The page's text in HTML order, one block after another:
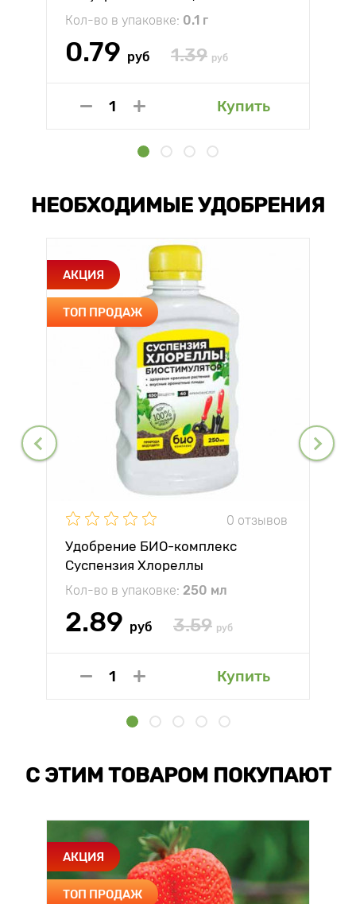
окрасок Аэлита
Кол-во в упаковке: 0.1 г
0.79 руб 1.39 руб
Купить
НЕОБХОДИМЫЕ УДОБРЕНИЯ
АКЦИЯ
ТОП ПРОДАЖ
0 отзывов
Удобрение БИО-комплекс
Суспензия Хлореллы
Кол-во в упаковке: 250 мл
2.89 руб 3.59 руб
Купить
С ЭТИМ ТОВАРОМ ПОКУПАЮТ
АКЦИЯ
ТОП ПРОДАЖ